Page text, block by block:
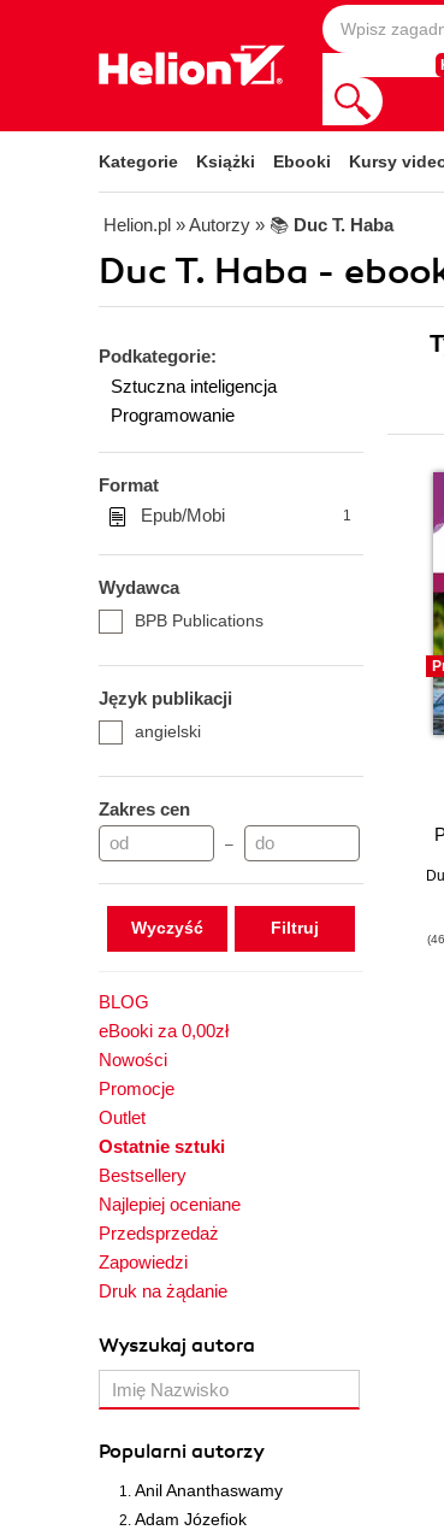
Kategorie Książki Ebooki Kursy
Helion.pl » Autorzy » 📚 Duc T. Haba
Duc T. Haba -
Podkategorie:
Sztuczna inteligencja
Programowanie
Format
Epub/Mobi
1
Wydawca
BPB Publications
Język publikacji
angielski
Zakres cen
–
Wyczyść
BLOG
eBooki za 0,00zł
Nowości
Promocje
Outlet
Ostatnie sztuki
Bestsellery
Najlepiej oceniane
Przedsprzedaż
Zapowiedzi
Druk na żądanie
Wyszukaj autora
Popularni autorzy
Anil Ananthaswamy
Adam Józefiok